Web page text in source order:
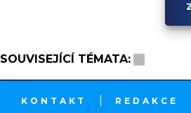
SOUVISEJÍCÍ TÉMATA:
KONTAKT REDAKCE